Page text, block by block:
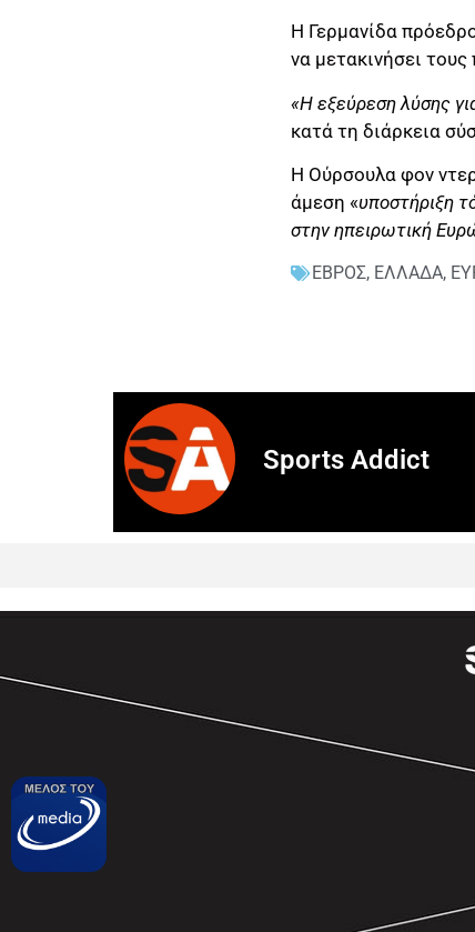
Η Γερμανίδα
να μετακινήσει
«Η εξεύρεση λύσης
κατά τη διάρκεια
Η Ούρσουλα φον
άμεση «υποστήριξη
στην ηπειρωτική
ΕΒΡΟΣ, ΕΛΛΑΔΑ,
Sports Addict